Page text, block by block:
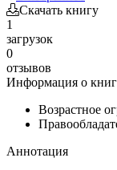
Скачать книгу
1
загрузок
0
отзывов
Информация о
Возрастное
Аннотация